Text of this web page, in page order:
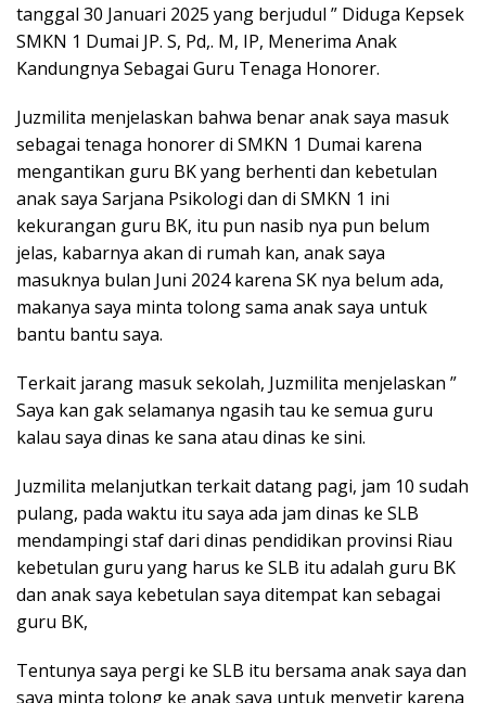
tanggal 30 Januari 2025 yang berjudul ” Diduga Kepsek
SMKN 1 Dumai JP. S, Pd,. M, IP, Menerima Anak
Kandungnya Sebagai Guru Tenaga Honorer.
Juzmilita menjelaskan bahwa benar anak saya masuk
sebagai tenaga honorer di SMKN 1 Dumai karena
mengantikan guru BK yang berhenti dan kebetulan
anak saya Sarjana Psikologi dan di SMKN 1 ini
kekurangan guru BK, itu pun nasib nya pun belum
jelas, kabarnya akan di rumah kan, anak saya
masuknya bulan Juni 2024 karena SK nya belum ada,
makanya saya minta tolong sama anak saya untuk
bantu bantu saya.
Terkait jarang masuk sekolah, Juzmilita menjelaskan ”
Saya kan gak selamanya ngasih tau ke semua guru
kalau saya dinas ke sana atau dinas ke sini.
Juzmilita melanjutkan terkait datang pagi, jam 10 sudah
pulang, pada waktu itu saya ada jam dinas ke SLB
mendampingi staf dari dinas pendidikan provinsi Riau
kebetulan guru yang harus ke SLB itu adalah guru BK
dan anak saya kebetulan saya ditempat kan sebagai
guru BK,
Tentunya saya pergi ke SLB itu bersama anak saya dan
saya minta tolong ke anak saya untuk menyetir karena